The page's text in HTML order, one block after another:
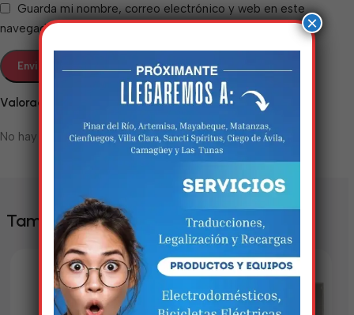
Valoraciones
No hay valoraciones aún.
Guarda mi nombre, correo electrónico y web en este
navegador para la próxima vez que comente.
También te puede interesar
×
Estamos trabalhando
nisso!
Em breve, esta página estará
disponível com novidades
incríveis. Agradecemos pela
paciência e compreensão.